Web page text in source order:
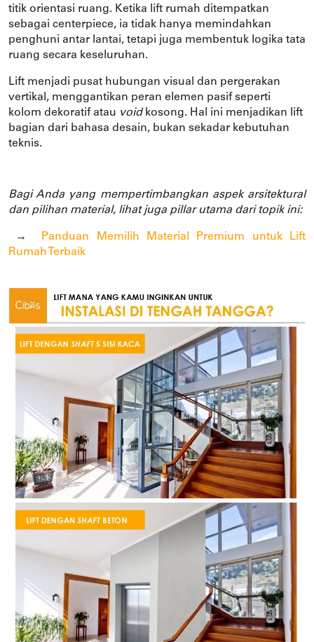
titik orientasi ruang. Ketika lift rumah ditempatkan
sebagai centerpiece, ia tidak hanya memindahkan
penghuni antar lantai, tetapi juga membentuk logika tata
ruang secara keseluruhan.
Lift menjadi pusat hubungan visual dan pergerakan
vertikal, menggantikan peran elemen pasif seperti
kolom dekoratif atau void kosong. Hal ini menjadikan lift
bagian dari bahasa desain, bukan sekadar kebutuhan
teknis.
Bagi Anda yang mempertimbangkan aspek arsitektural
dan pilihan material, lihat juga pillar utama dari topik ini:
→
Panduan Memilih Material Premium untuk Lift
Rumah Terbaik